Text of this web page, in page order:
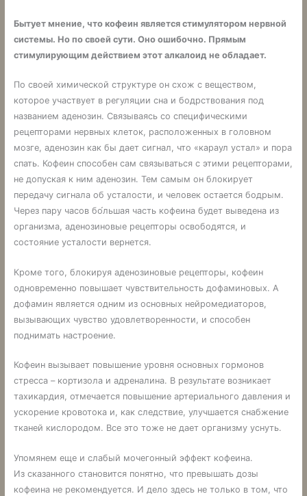
Бытует мнение, что кофеин является стимулятором нервной
системы. Но по своей сути. Оно ошибочно. Прямым
стимулирующим действием этот алкалоид не обладает.
По своей химической структуре он схож с веществом,
которое участвует в регуляции сна и бодрствования под
названием аденозин. Связываясь со специфическими
рецепторами нервных клеток, расположенных в головном
мозге, аденозин как бы дает сигнал, что «караул устал» и пора
спать. Кофеин способен сам связываться с этими рецепторами,
не допуская к ним аденозин. Тем самым он блокирует
передачу сигнала об усталости, и человек остается бодрым.
Через пару часов бо́льшая часть кофеина будет выведена из
организма, аденозиновые рецепторы освободятся, и
состояние усталости вернется.
Кроме того, блокируя аденозиновые рецепторы, кофеин
одновременно повышает чувствительность дофаминовых. А
дофамин является одним из основных нейромедиаторов,
вызывающих чувство удовлетворенности, и способен
поднимать настроение.
Кофеин вызывает повышение уровня основных гормонов
стресса – кортизола и адреналина. В результате возникает
тахикардия, отмечается повышение артериального давления и
ускорение кровотока и, как следствие, улучшается снабжение
тканей кислородом. Все это тоже не дает организму уснуть.
Упомянем еще и слабый мочегонный эффект кофеина.
Из сказанного становится понятно, что превышать дозы
кофеина не рекомендуется. И дело здесь не только в том, что